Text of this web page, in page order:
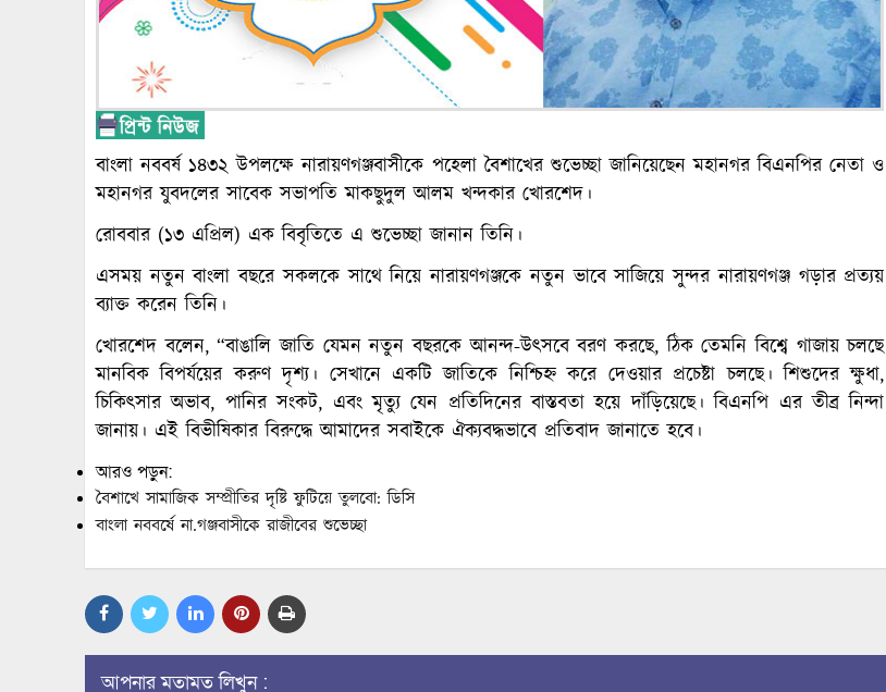
বাংলা নববর্ষ ১৪৩২ উপলক্ষে নারায়ণগঞ্জবাসীকে পহেলা বৈশাখের শুভেচ্ছা জানিয়েছেন মহানগর বিএনপির নেতা ও
মহানগর যুবদলের সাবেক সভাপতি মাকছুদুল আলম খন্দকার খোরশেদ।
রোববার (১৩ এপ্রিল) এক বিবৃতিতে এ শুভেচ্ছা জানান তিনি।
এসময় নতুন বাংলা বছরে সকলকে সাথে নিয়ে নারায়ণগঞ্জকে নতুন ভাবে সাজিয়ে সুন্দর নারায়ণগঞ্জ গড়ার প্রত্যয়
ব্যাক্ত করেন তিনি।
খোরশেদ বলেন, “বাঙালি জাতি যেমন নতুন বছরকে আনন্দ-উৎসবে বরণ করছে, ঠিক তেমনি বিশ্বে গাজায় চলছে
মানবিক বিপর্যয়ের করুণ দৃশ্য। সেখানে একটি জাতিকে নিশ্চিহ্ন করে দেওয়ার প্রচেষ্টা চলছে। শিশুদের ক্ষুধা,
চিকিৎসার অভাব, পানির সংকট, এবং মৃত্যু যেন প্রতিদিনের বাস্তবতা হয়ে দাঁড়িয়েছে। বিএনপি এর তীব্র নিন্দা
জানায়। এই বিভীষিকার বিরুদ্ধে আমাদের সবাইকে ঐক্যবদ্ধভাবে প্রতিবাদ জানাতে হবে।
আরও পড়ুন:
বৈশাখে সামাজিক সম্প্রীতির দৃষ্টি ফুটিয়ে তুলবো: ডিসি
বাংলা নববর্ষে না.গঞ্জবাসীকে রাজীবের শুভেচ্ছা
আপনার মতামত লিখুন :